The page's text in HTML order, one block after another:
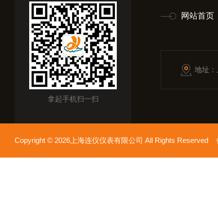
拿起手机扫一扫
网站首页
地址
Copyright © 2026上海连仪仪表有限公司 All Rights Reserved